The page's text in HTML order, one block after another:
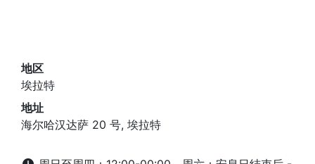
地区
埃拉特
地址
海尔哈汉达萨 20 号, 埃拉特